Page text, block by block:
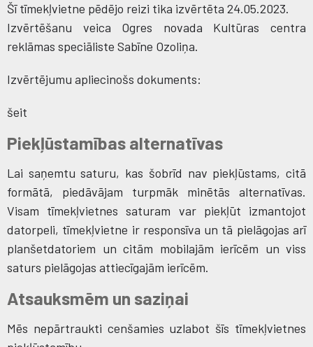
Šī tīmekļvietne pēdējo reizi tika izvērtēta 24.05.2023.
Izvērtēšanu veica Ogres novada Kultūras centra
reklāmas speciāliste Sabīne Ozoliņa.
Izvērtējumu apliecinošs dokuments:
šeit
Piekļūstamības alternatīvas
Lai saņemtu saturu, kas šobrīd nav piekļūstams, citā
formātā, piedāvājam turpmāk minētās alternatīvas.
Visam tīmekļvietnes saturam var piekļūt izmantojot
datorpeli, tīmekļvietne ir responsīva un tā pielāgojas arī
planšetdatoriem un citām mobilajām ierīcēm un viss
saturs pielāgojas attiecīgajām ierīcēm.
Atsauksmēm un saziņai
Mēs nepārtraukti cenšamies uzlabot šīs tīmekļvietnes